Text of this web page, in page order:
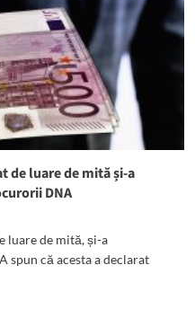
de luare de mită și-a
DNA
luare de mită, și-a
că acesta a declarat